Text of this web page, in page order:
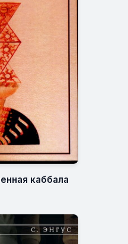
каббала